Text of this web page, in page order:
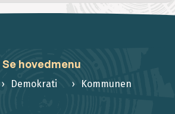
Se hovedmenu
Demokrati Kommunen